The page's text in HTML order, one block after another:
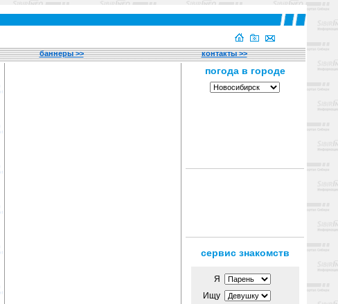
баннеры >> контакты >>
сервис знакомств
Я
Ищу